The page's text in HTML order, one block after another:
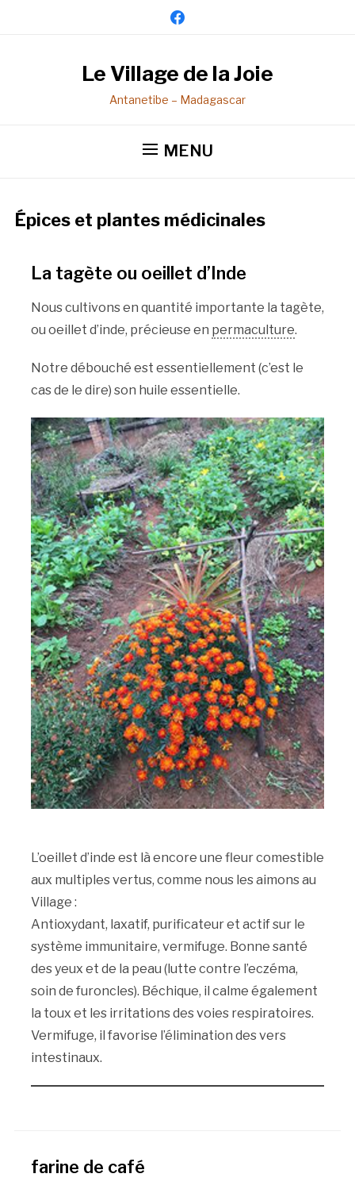
facebook
Le Village de la Joie
Antanetibe – Madagascar
MENU
Épices et plantes médicinales
La tagète ou oeillet d’Inde
Nous cultivons en quantité importante la tagète,
ou oeillet d’inde, précieuse en permaculture.
Notre débouché est essentiellement (c’est le
cas de le dire) son huile essentielle.
L’oeillet d’inde est là encore une fleur comestible
aux multiples vertus, comme nous les aimons au
Village :
Antioxydant, laxatif, purificateur et actif sur le
système immunitaire, vermifuge. Bonne santé
des yeux et de la peau (lutte contre l’eczéma,
soin de furoncles). Béchique, il calme également
la toux et les irritations des voies respiratoires.
Vermifuge, il favorise l’élimination des vers
intestinaux.
farine de café